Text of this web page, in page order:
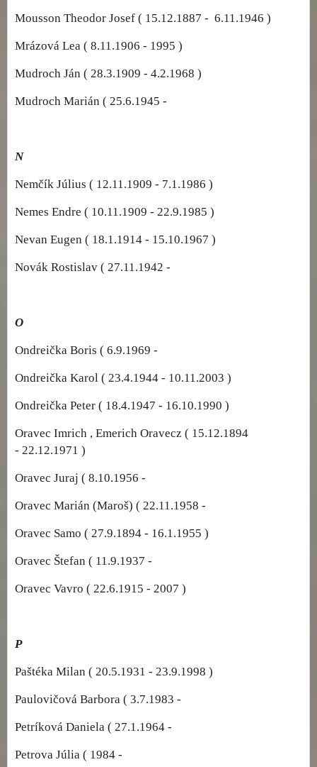
Mousson Theodor Josef ( 15.12.1887 - 6.11.1946 )
Mrázová Lea ( 8.11.1906 - 1995 )
Mudroch Ján ( 28.3.1909 - 4.2.1968 )
Mudroch Marián ( 25.6.1945 -
N
Nemčík Július ( 12.11.1909 - 7.1.1986 )
Nemes Endre ( 10.11.1909 - 22.9.1985 )
Nevan Eugen ( 18.1.1914 - 15.10.1967 )
Novák Rostislav ( 27.11.1942 -
O
Ondreička Boris ( 6.9.1969 -
Ondreička Karol ( 23.4.1944 - 10.11.2003 )
Ondreička Peter ( 18.4.1947 - 16.10.1990 )
Oravec Imrich , Emerich Oravecz ( 15.12.1894
- 22.12.1971 )
Oravec Juraj ( 8.10.1956 -
Oravec Marián (Maroš) ( 22.11.1958 -
Oravec Samo ( 27.9.1894 - 16.1.1955 )
Oravec Štefan ( 11.9.1937 -
Oravec Vavro ( 22.6.1915 - 2007 )
P
Paštéka Milan ( 20.5.1931 - 23.9.1998 )
Paulovičová Barbora ( 3.7.1983 -
Petríková Daniela ( 27.1.1964 -
Petrova Júlia ( 1984 -